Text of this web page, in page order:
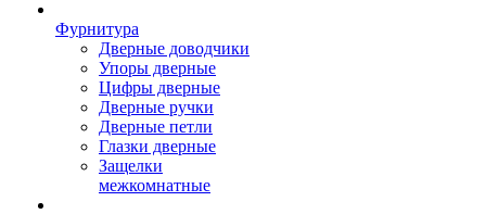
Фурнитура
Дверные доводчики
Упоры дверные
Цифры дверные
Дверные ручки
Дверные петли
Глазки дверные
Защелки
межкомнатные